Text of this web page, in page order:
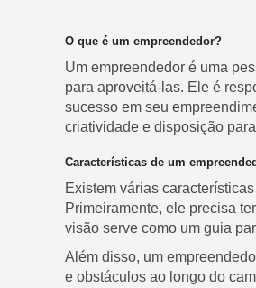
O que é um empreendedor?
Um empreendedor é uma
para aproveitá-las. Ele é
sucesso em seu
criatividade e disposição
Características de um
Existem várias
Primeiramente, ele precisa
visão serve como um guia
Além disso, um
e obstáculos ao longo do